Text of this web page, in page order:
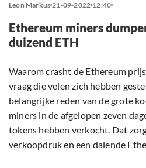
Leon Markus 21-09-2022 12:40
Ethereum miners
duizend ETH
Waarom crasht de Ethereum
vraag die velen zich hebben
belangrijke reden van de grote
miners in de afgelopen zeven
tokens hebben verkocht. Dat
verkoopdruk en een dalende